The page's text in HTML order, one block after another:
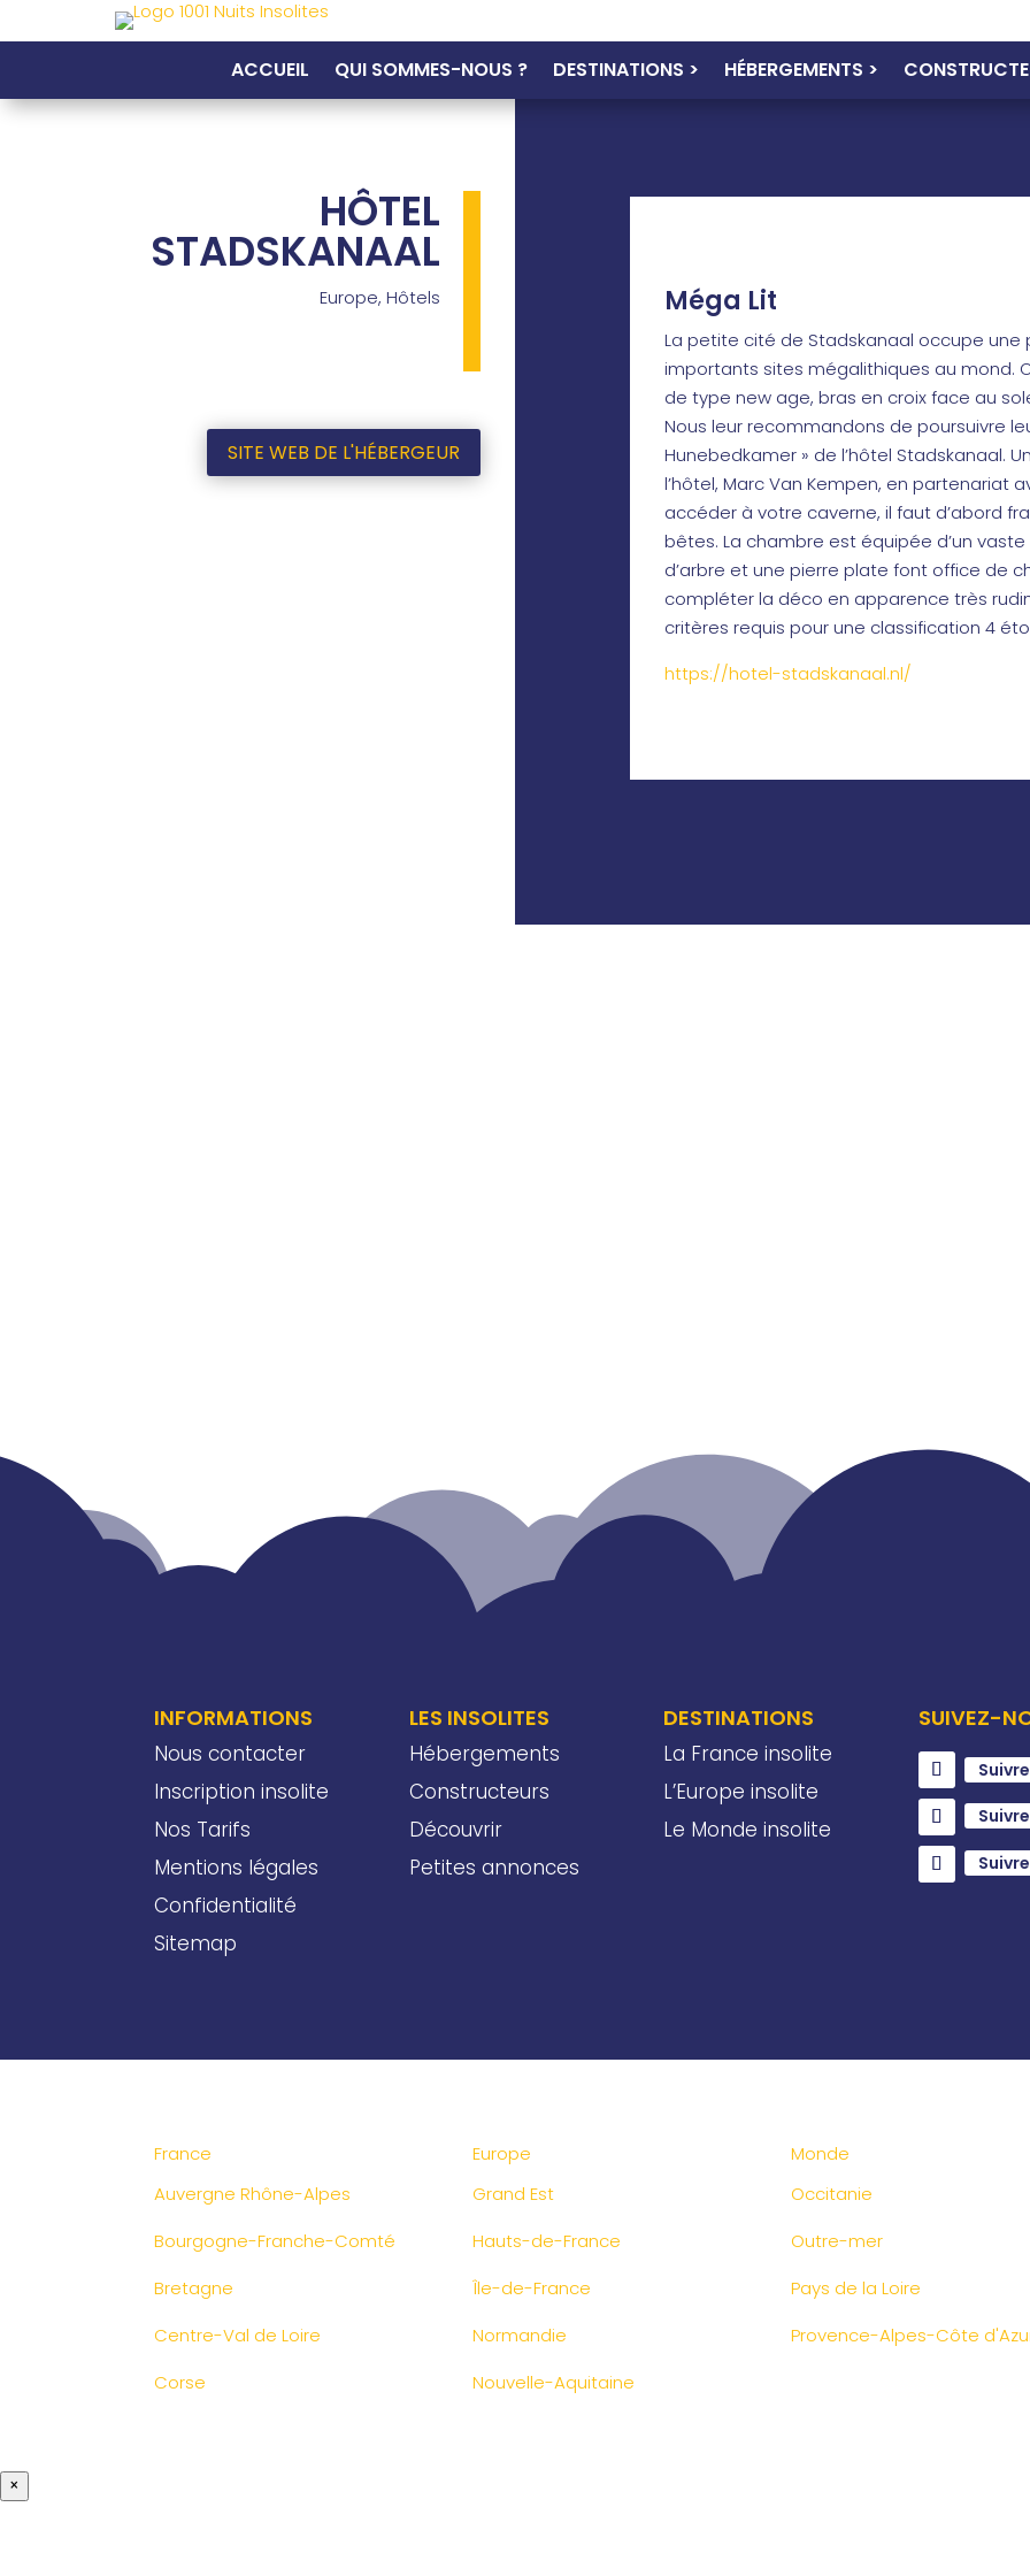
ACCUEIL QUI SOMMES-NOUS ? DESTINATIONS > HÉBERGEMENTS >
HÔTEL
STADSKANAAL
Europe, Hôtels
SITE WEB DE L'HÉBERGEUR
Méga Lit
La petite cité de Stadskanaal occupe une
importants sites mégalithiques au mond.
de type new age, bras en croix face au
Nous leur recommandons de poursuivre
Hunebedkamer » de l’hôtel Stadskanaal.
l’hôtel, Marc Van Kempen, en partenariat
accéder à votre caverne, il faut d’abord
bêtes. La chambre est équipée d’un
d’arbre et une pierre plate font office de
compléter la déco en apparence très
critères requis pour une classification 4
https://hotel-stadskanaal.nl/
INFORMATIONS
Nous contacter
Inscription insolite
Nos Tarifs
Mentions légales
Confidentialité
Sitemap
LES INSOLITES
Hébergements
Constructeurs
Découvrir
Petites annonces
DESTINATIONS
La France insolite
L’Europe insolite
Le Monde insolite
SUIVEZ-
Suivre
Suivre
Suivre
France Europe
Monde
Auvergne Rhône-Alpes
Bourgogne-Franche-Comté
Bretagne
Centre-Val de Loire
Corse
Grand Est
Hauts-de-France
Île-de-France
Normandie
Nouvelle-Aquitaine
Occitanie
Outre-mer
Pays de la Loire
Provence-Alpes-Côte
×